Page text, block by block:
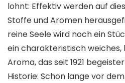
lohnt: Effektiv werden auf
Stoffe und Aromen
reine Seele wird noch ein
ein charakteristisch weiches,
Aroma, das seit 1921
Historie: Schon lange vor